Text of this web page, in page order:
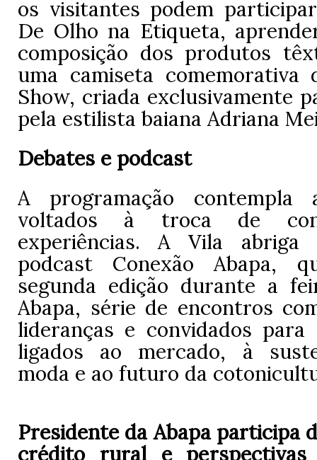
os visitantes podem
De Olho na Etiqueta,
composição dos produtos
uma camiseta comemorativa
Show, criada exclusivamente
pela estilista baiana Adriana
Debates e podcast
A programação contempla
voltados à troca de
experiências. A Vila
podcast Conexão Abapa,
segunda edição durante a
Abapa, série de encontros
lideranças e convidados
ligados ao mercado, à
moda e ao futuro da
Presidente da Abapa participa
crédito rural e